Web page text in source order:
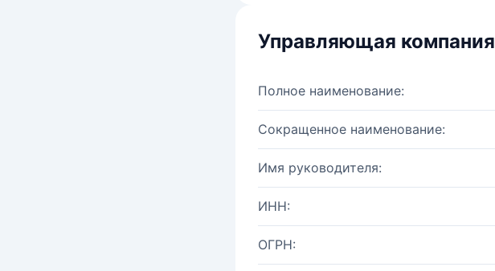
Управляющая компания
Полное наименование:
Сокращенное наименование:
Имя руководителя:
ИНН:
ОГРН: